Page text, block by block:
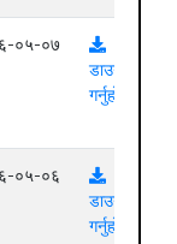
०५-०७
डाउनलोड
गर्नुहोस्
०५-०६
डाउनलोड
गर्नुहोस्